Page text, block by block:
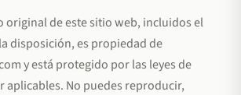
original de este sitio web, incluidos el
disposición, es propiedad de
y está protegido por las leyes de
aplicables. No puedes reproducir,